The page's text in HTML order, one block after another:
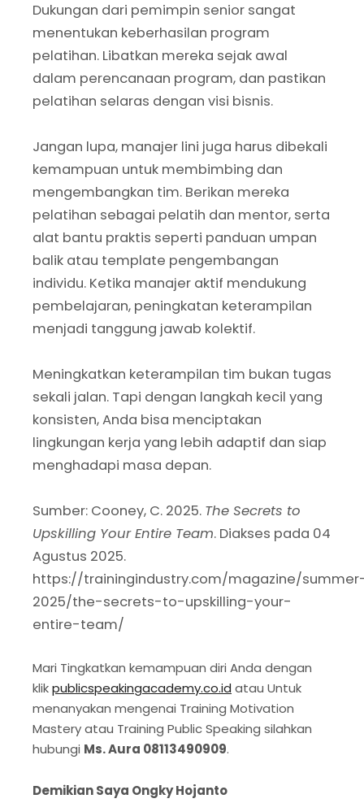
Dukungan dari pemimpin senior sangat
menentukan keberhasilan program
pelatihan. Libatkan mereka sejak awal
dalam perencanaan program, dan pastikan
pelatihan selaras dengan visi bisnis.
Jangan lupa, manajer lini juga harus dibekali
kemampuan untuk membimbing dan
mengembangkan tim. Berikan mereka
pelatihan sebagai pelatih dan mentor, serta
alat bantu praktis seperti panduan umpan
balik atau template pengembangan
individu. Ketika manajer aktif mendukung
pembelajaran, peningkatan keterampilan
menjadi tanggung jawab kolektif.
Meningkatkan keterampilan tim bukan tugas
sekali jalan. Tapi dengan langkah kecil yang
konsisten, Anda bisa menciptakan
lingkungan kerja yang lebih adaptif dan siap
menghadapi masa depan.
Sumber: Cooney, C. 2025. The Secrets to
Upskilling Your Entire Team. Diakses pada 04
Agustus 2025.
https://trainingindustry.com/magazine/
2025/the-secrets-to-upskilling-your-
entire-team/
Mari Tingkatkan kemampuan diri Anda dengan
klikpublicspeakingacademy.co.id atau Untuk
menanyakan mengenai Training Motivation
Mastery atau Training Public Speaking silahkan
hubungi Ms. Aura 08113490909.
Demikian Saya Ongky Hojanto